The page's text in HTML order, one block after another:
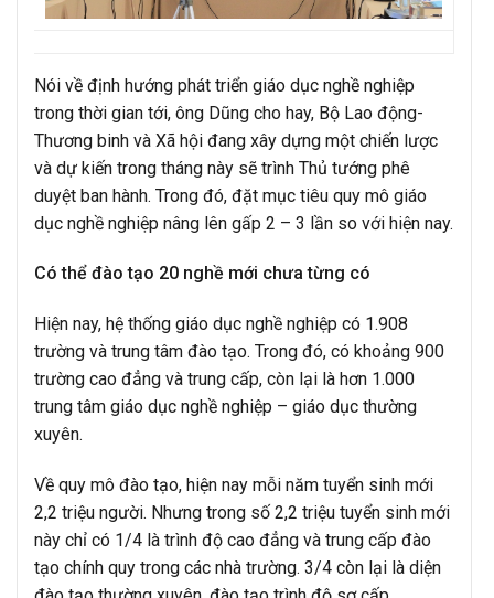
Nói về định hướng phát triển giáo dục nghề nghiệp
trong thời gian tới, ông Dũng cho hay, Bộ Lao động-
Thương binh và Xã hội đang xây dựng một chiến lược
và dự kiến trong tháng này sẽ trình Thủ tướng phê
duyệt ban hành. Trong đó, đặt mục tiêu quy mô giáo
dục nghề nghiệp nâng lên gấp 2 – 3 lần so với hiện nay.
Có thể đào tạo 20 nghề mới chưa từng có
Hiện nay, hệ thống giáo dục nghề nghiệp có 1.908
trường và trung tâm đào tạo. Trong đó, có khoảng 900
trường cao đẳng và trung cấp, còn lại là hơn 1.000
trung tâm giáo dục nghề nghiệp – giáo dục thường
xuyên.
Về quy mô đào tạo, hiện nay mỗi năm tuyển sinh mới
2,2 triệu người. Nhưng trong số 2,2 triệu tuyển sinh mới
này chỉ có 1/4 là trình độ cao đẳng và trung cấp đào
tạo chính quy trong các nhà trường. 3/4 còn lại là diện